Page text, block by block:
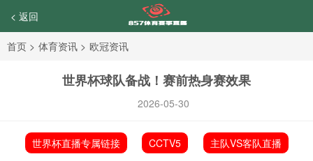
< 返回
首页 > 体育资讯 > 欧冠资讯
世界杯球队备战！赛前热身赛效果
2026-05-30
世界杯直播专属链接 CCTV5 主队VS客队直播